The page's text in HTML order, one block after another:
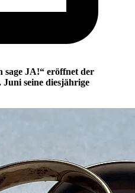
sage JA!“ eröffnet der
Juni seine diesjährige